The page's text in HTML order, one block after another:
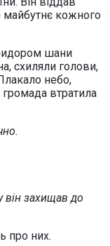
кожного
шани
схиляли голови,
небо,
втратила
він захищав до
про них.